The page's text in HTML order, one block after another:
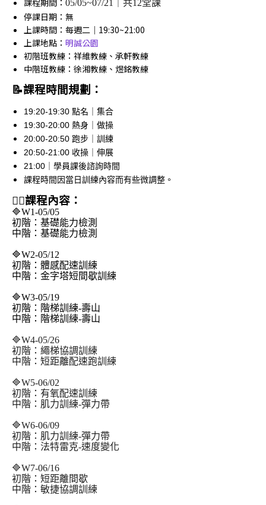
課程期間： 05/05~07/21｜共12堂課
停課日期：無
上課時間：每週二｜19:30~21:00
上課地點： 明誠公園
初階班教練：祥維教練、承軒教練
中階班教練：徐湘教練、煜銘教練
📝課程時間規劃：
19:20-19:30 點名｜集合
19:30-20:00 熱身｜做操
20:00-20:50 跑步｜訓練
20:50-21:00 收操｜伸展
21:00｜學員課後諮詢時間
課程時間因當日訓練內容而有些微調整。
🏃‍♀️課程內容：
🔷W1-05/05
初階：基礎能力檢測
中階：基礎能力檢測
🔷W2-05/12
初階：體感配速訓練
中階：金字塔短間歇訓練
🔷W3-05/19
初階：階梯訓練-壽山
中階：階梯訓練-壽山
🔷W4-05/26
初階：繩梯協調訓練
中階：短距離配速跑訓練
🔷W5-06/02
初階：有氧配速訓練
中階：肌力訓練-彈力帶
🔷W6-06/09
初階：肌力訓練-彈力帶
中階：法特雷克-速度變化
🔷W7-06/16
初階：短距離間歇
中階：敏捷協調訓練